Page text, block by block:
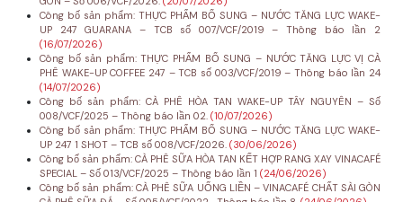
Công bố sản phẩm: THỰC PHẨM BỔ SUNG – NƯỚC TĂNG LỰC WAKE-
UP 247 GUARANA – TCB số 007/VCF/2019 – Thông báo lần 2
(16/07/2026)
Công bố sản phẩm: THỰC PHẨM BỔ SUNG – NƯỚC TĂNG LỰC VỊ CÀ
PHÊ WAKE-UP COFFEE 247 – TCB số 003/VCF/2019 – Thông báo lần 24
(14/07/2026)
Công bố sản phẩm: CÀ PHÊ HÒA TAN WAKE-UP TÂY NGUYÊN – Số
008/VCF/2025 – Thông báo lần 02. (10/07/2026)
Công bố sản phẩm: THỰC PHẨM BỔ SUNG – NƯỚC TĂNG LỰC WAKE-
UP 247 1 SHOT – TCB số 008/VCF/2026. (30/06/2026)
Công bố sản phẩm: CÀ PHÊ SỮA HÒA TAN KẾT HỢP RANG XAY VINACAFÉ
SPECIAL – Số 013/VCF/2025 – Thông báo lần 1 (24/06/2026)
Công bố sản phẩm: CÀ PHÊ SỮA UỐNG LIỀN – VINACAFÉ CHẤT SÀI GÒN